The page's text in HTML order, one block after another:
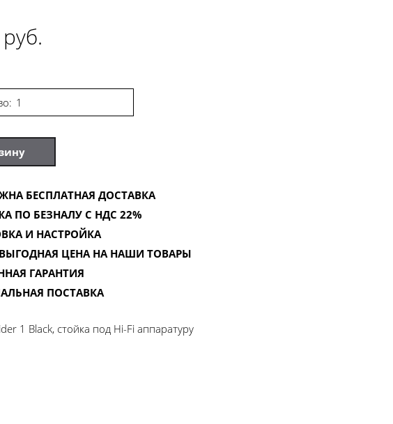
БЕСПЛАТНАЯ ДОСТАВКА
ПО БЕЗНАЛУ С НДС 22%
И НАСТРОЙКА
ЦЕНА НА НАШИ ТОВАРЫ
ГАРАНТИЯ
ПОСТАВКА
1 Black, стойка под Hi-Fi аппаратуру